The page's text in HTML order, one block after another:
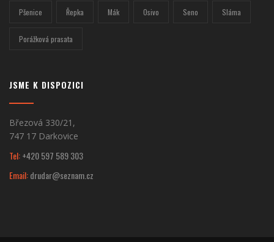
Pšenice Řepka Mák Osivo Seno Sláma
Porážková prasata
JSME K DISPOZICI
Březová 330/21,
747 17 Darkovice
Tel:+420 597 589 303
Email:drudar@seznam.cz